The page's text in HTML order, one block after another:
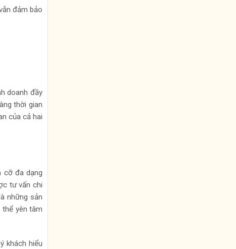
đảm bảo
doanh đầy
thời gian
của cả hai
cỡ đa dạng
tư vấn chi
những sản
thể yên tâm
khách hiểu